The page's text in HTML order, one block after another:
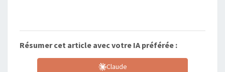
PLAFOND
Résumer cet article avec votre IA préférée :
Claude